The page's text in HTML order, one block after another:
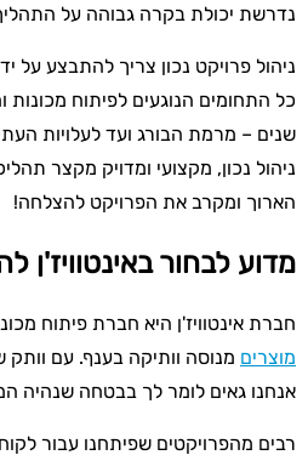
נדרשת יכולת בקרה גבוהה על
ניהול פרויקט נכון צריך להתבצע על
כל התחומים הנוגעים לפיתוח מכונות
שנים – מרמת הבורג ועד לעלויות
ניהול נכון, מקצועי ומדויק מקצר
הארוך ומקרב את הפרויקט להצלחה!
מדוע לבחור באינטוויז'ן
חברת אינטוויז'ן היא חברת פיתוח
מוצרים מנוסה וותיקה בענף. עם וותק
אנחנו גאים לומר לך בבטחה שנהיה
רבים מהפרויקטים שפיתחנו עבור